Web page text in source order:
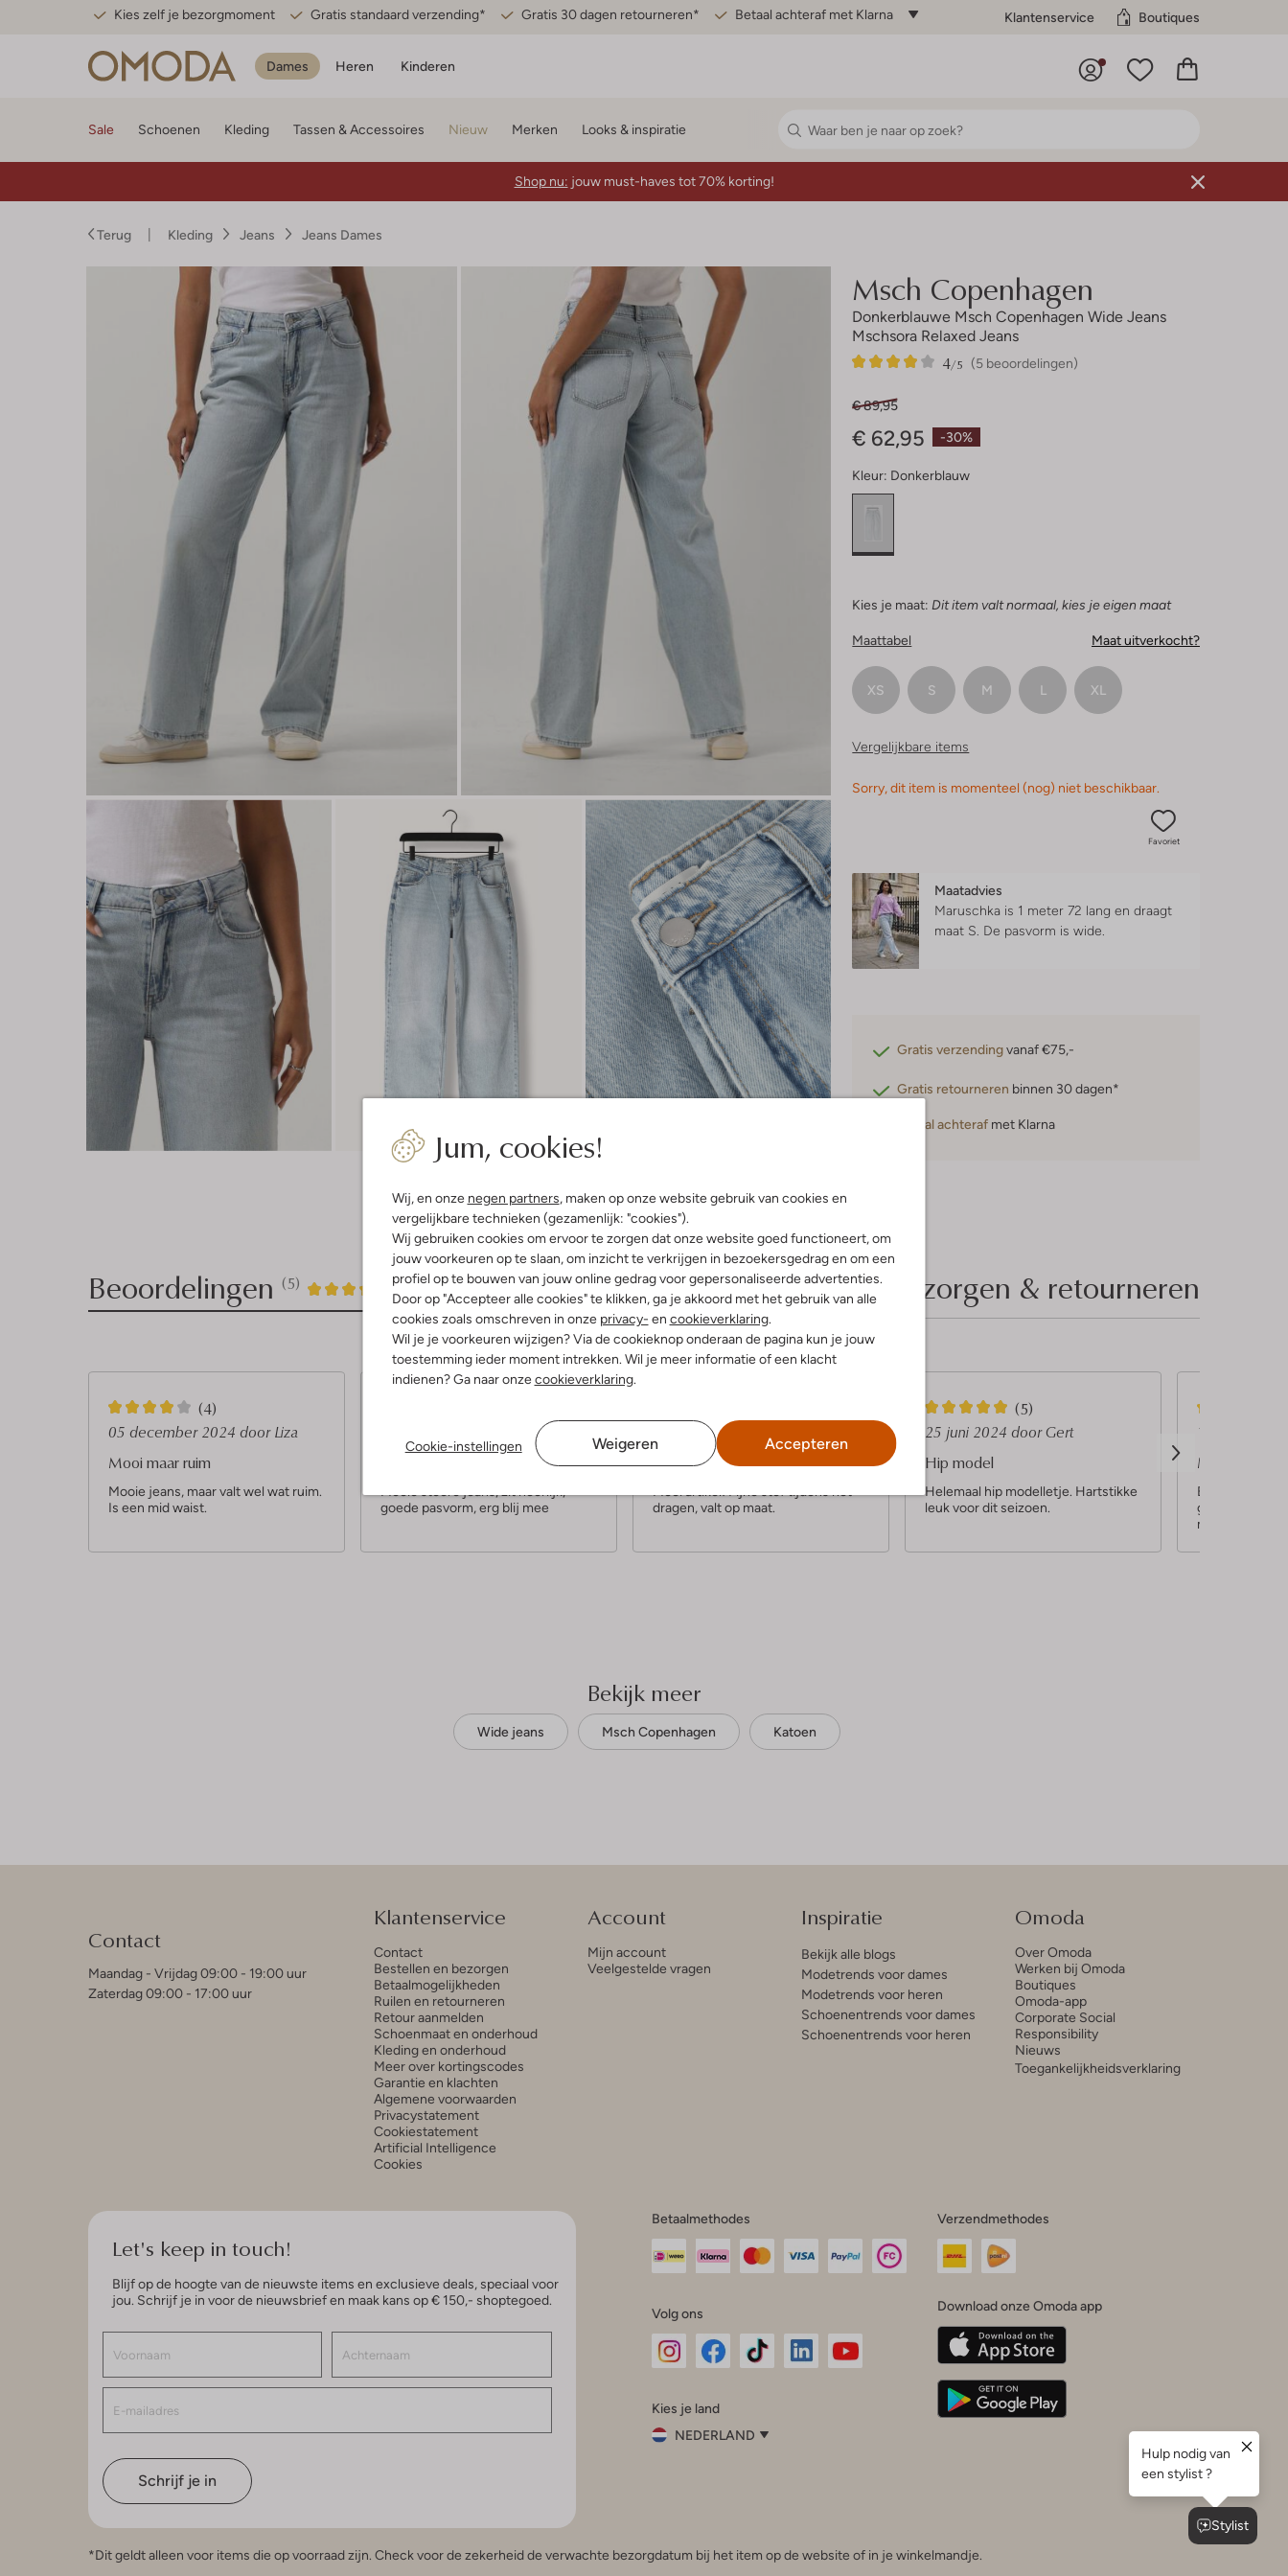
Kies zelf je bezorgmoment Gratis standaard verzending* Gratis 30 dagen retourneren* Betaal achteraf met Klarna Klantenservice Boutiques
Dames Heren Kinderen
Jum, cookies!
Wij, en onze negen partners, maken op onze website gebruik van cookies en
vergelijkbare technieken (gezamenlijk: "cookies").
Wij gebruiken cookies om ervoor te zorgen dat onze website goed functioneert, om
jouw voorkeuren op te slaan, om inzicht te verkrijgen in bezoekersgedrag en om een
profiel op te bouwen van jouw online gedrag voor gepersonaliseerde advertenties.
Door op "Accepteer alle cookies" te klikken, ga je akkoord met het gebruik van alle
cookies zoals omschreven in onze privacy- en cookieverklaring.
Wil je je voorkeuren wijzigen? Via de cookieknop onderaan de pagina kun je jouw
toestemming ieder moment intrekken. Wil je meer informatie of een klacht
indienen? Ga naar onzecookieverklaring.
Cookie-instellingen Weigeren Accepteren
Sale Schoenen Kleding Tassen & Accessoires Nieuw Merken Looks & inspiratie
Shop nu: jouw must-haves tot 70% korting!
Terug Kleding Jeans Jeans Dames
Msch Copenhagen
Donkerblauwe Msch Copenhagen Wide Jeans
Mschsora Relaxed Jeans
(5 beoordelingen)
4/5
5
4
-30%
€ 89,95
€ 62,95
Kleur: Donkerblauw
Kies je maat: Dit item valt normaal, kies je eigen maat
Maattabel Maat uitverkocht?
XS S M L XL
Vergelijkbare items
Sorry, dit item is momenteel (nog) niet beschikbaar.
Favoriet
Maatadvies
Maruschka is 1 meter 72 lang en draagt
maat S. De pasvorm iswide
Gratis verzendingvanaf €75,-
Gratis retourneren binnen 30 dagen*
Betaal achteraf met Klarna
Product informatie
Beoordelingen (5) 4 /5
5
4
Bezorgen & retourneren
4
S
t
e
r
(4)
05 december 2024 door Liza
Mooi maar ruim
Mooie jeans, maar valt wel wat ruim.
Is een mid waist.
r
door Jvb
goede pasvorm, erg blij mee
r
14 juli 2024
Mooi
dragen, valt op maat.
5
S
t
e
r
(5)
25 juni 2024 door Gert
Hip model
Helemaal hip modelletje. Hartstikke
leuk voor dit seizoen.
4
S
t
e
r
19 juni 2024
Mooie broek
Erg mooie
model.
Bekijk meer
Wide jeans Msch Copenhagen Katoen
Contact
Maandag - Vrijdag 09:00 - 19:00 uur
Zaterdag 09:00 - 17:00 uur
Klantenservice
Contact
Bestellen en bezorgen
Betaalmogelijkheden
Ruilen en retourneren
Retour aanmelden
Schoenmaat en onderhoud
Kleding en onderhoud
Meer over kortingscodes
Garantie en klachten
Algemene voorwaarden
Privacystatement
Cookiestatement
Artificial Intelligence
Cookies
Account
Mijn account
Veelgestelde vragen
Inspiratie
Bekijk alle blogs
Modetrends voor dames
Modetrends voor heren
Schoenentrends voor dames
Schoenentrends voor heren
Omoda
Over Omoda
Werken bij Omoda
Boutiques
Omoda-app
Corporate Social
Responsibility
Nieuws
Toegankelijkheidsverklaring
Let's keep in touch!
Blijf op de hoogte van de nieuwste items en exclusieve deals, speciaal voor
jou. Schrijf je in voor de nieuwsbrief en maak kans op € 150,- shoptegoed.
Schrijf je in
Betaalmethodes
Volg ons
InstagramFacebook
Kies je land
NEDERLAND
België (Nederlands)
Verzendmethodes
Download onze Omoda app
*Dit geldt alleen voor items die op voorraad zijn. Check voor de zekerheid de verwachte bezorgdatum bij het item op de website of in je winkelmandje.